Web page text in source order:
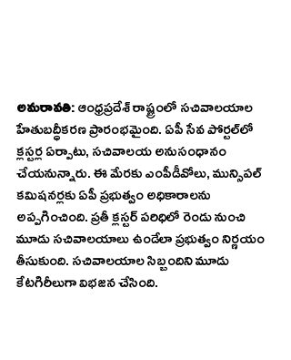
అమరావతి: ఆంధ్రప్రదేశ్ రాష్ట్రంలో సచివాలయాల
హేతుబద్ధీకరణ ప్రారంభమైంది. ఏపీ సేవ పోర్టల్‌లో
క్లస్టర్ల ఏర్పాటు, సచివాలయ అనుసంధానం
చేయనున్నారు. ఈ మేరకు ఎంపీడీవోలు, మున్సిపల్
కమిషనర్లకు ఏపీ ప్రభుత్వం అధికారాలను
అప్పగించింది. ప్రతీ క్లస్టర్ పరిధిలో రెండు నుంచి
మూడు సచివాలయాలు ఉండేలా ప్రభుత్వం నిర్ణయం
తీసుకుంది. సచివాలయాల సిబ్బందిని మూడు
కేటగిరీలుగా విభజన చేసింది.